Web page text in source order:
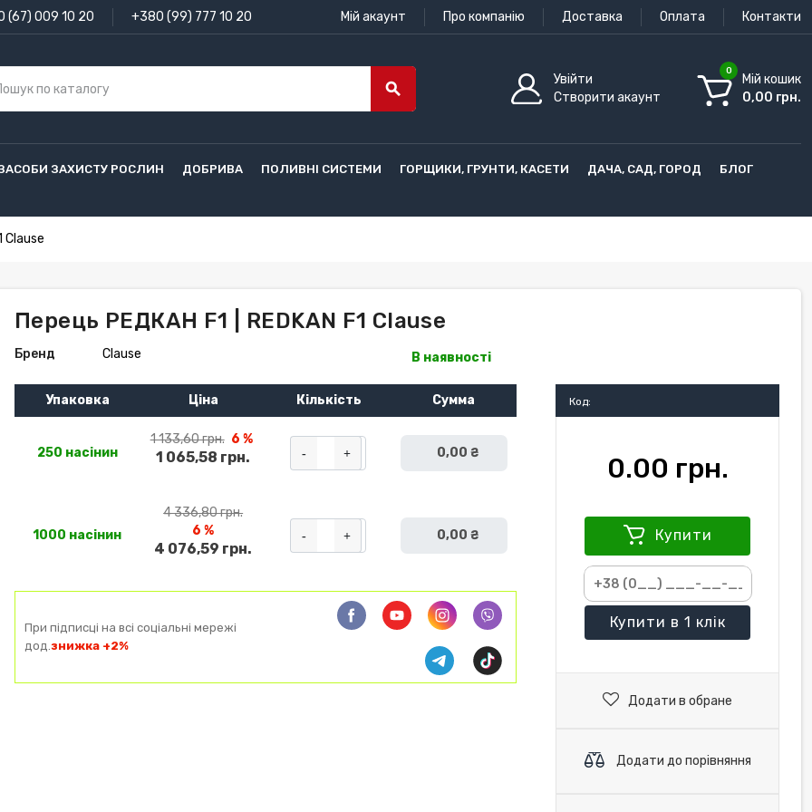
(67) 009 10 20 +380 (99) 777 10 20 Мій акаунт Про компанію Доставка Оплата Контакти
search
Увійти
Створити акаунт
0
Мій кошик
0,00 грн.
ЗАХИСТУ РОСЛИН ДОБРИВА ПОЛИВНІ СИСТЕМИ ГОРЩИКИ, ГРУНТИ, КАСЕТИ ДАЧА, САД, ГОРОД БЛОГ
Clause
Перець РЕДКАН F1 | REDKAN F1 Clause
Бренд Clause В наявності
Упаковка Ціна Кількість Сумма
250 насінин
1 133,60 грн. 6 %
1 065,58 грн. + 0,00 ₴
1000 насінин
4 336,80 грн.
6 %
4 076,59 грн.
+ 0,00 ₴
При підписці на всі соціальні мережі
дод.знижка +2%
Код:
0.00 грн.
Купити
Купити в 1 клік
Додати в обране
Додати до порівняння